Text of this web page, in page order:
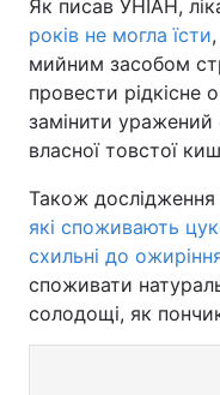
Як писав УНІАН,
років не могла їсти
мийним засобом
провести рідкісне
замінити уражений
власної товстої
Також
які споживають
схильні до
споживати
солодощі, як